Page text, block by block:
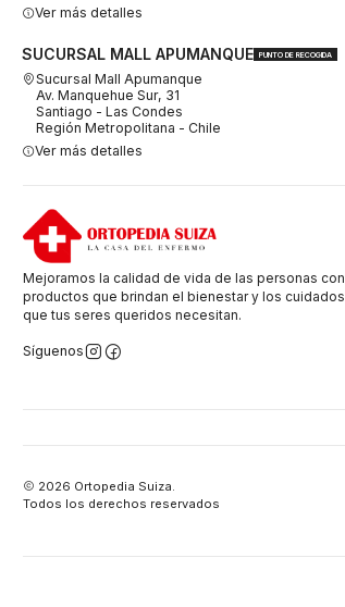
Ver más detalles
SUCURSAL MALL APUMANQUE PUNTO DE RECOGIDA
Sucursal Mall Apumanque
Av. Manquehue Sur, 31
Santiago - Las Condes
Región Metropolitana - Chile
Ver más detalles
Mejoramos la calidad de vida de las personas con
productos que brindan el bienestar y los cuidados
que tus seres queridos necesitan.
Síguenos
2026 Ortopedia Suiza.
Todos los derechos reservados